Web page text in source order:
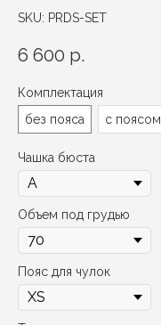
SKU: PRDS-SET
6 600 р.
Комплектация
без пояса
с поясом
Чашка бюста
Объем под грудью
Пояс для чулок